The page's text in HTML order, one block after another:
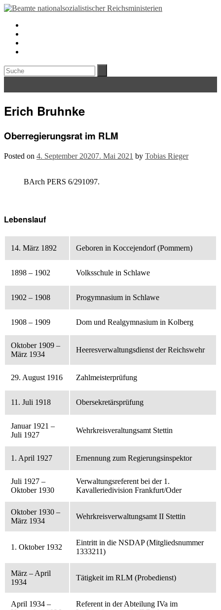
Erich Bruhnke
Oberregierungsrat im RLM
Posted on 4. September 20207. Mai 2021 by Tobias Rieger
BArch PERS 6/291097.
Lebenslauf
14. März 1892 Geboren in Koccejendorf (Pommern)
1898 – 1902 Volksschule in Schlawe
1902 – 1908 Progymnasium in Schlawe
1908 – 1909 Dom und Realgymnasium in Kolberg
Oktober 1909 –
März 1934
Heeresverwaltungsdienst der Reichswehr
29. August 1916 Zahlmeisterprüfung
11. Juli 1918 Obersekretärsprüfung
Januar 1921 –
Juli 1927
Wehrkreisveraltungsamt Stettin
1. April 1927 Ernennung zum Regierungsinspektor
Juli 1927 –
Oktober 1930
Verwaltungsreferent bei der 1.
Kavalleriedivision Frankfurt/Oder
Oktober 1930 –
März 1934
Wehrkreisverwaltungsamt II Stettin
1. Oktober 1932
Eintritt in die NSDAP (Mitgliedsnummer
1333211)
März – April
1934
Tätigkeit im RLM (Probedienst)
April 1934 –
Referent in der Abteilung IVa im